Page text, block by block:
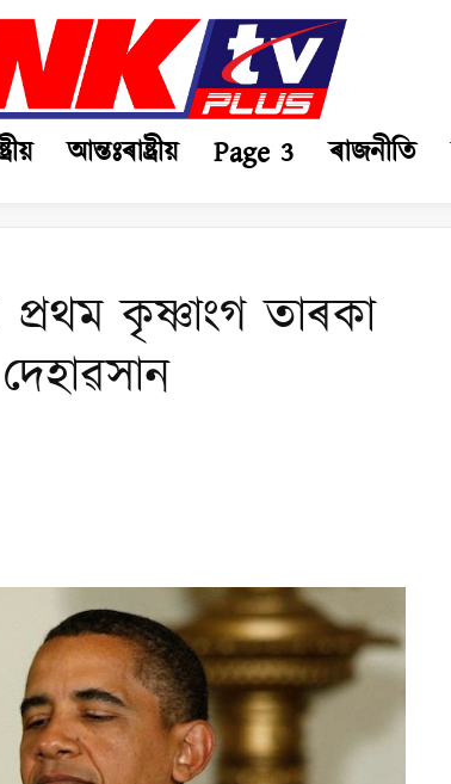
আন্তঃৰাষ্ট্ৰীয় Page 3 ৰাজনীতি
কৃষ্ণাংগ তাৰকা